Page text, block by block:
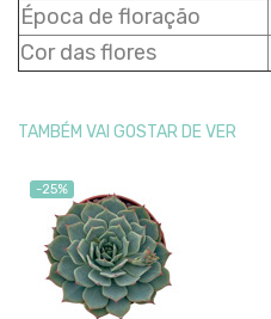
Época de floração
Cor das flores
TAMBÉM VAI GOSTAR DE VER
-25%